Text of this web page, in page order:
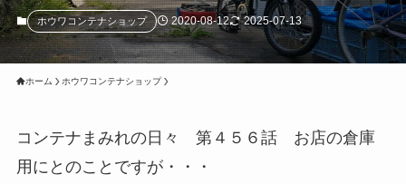
ホウワコンテナショップ 2020-08-12 2025-07-13
ホーム ホウワコンテナショップ
コンテナまみれの日々 第４５６話 お店の倉庫
用にとのことですが・・・